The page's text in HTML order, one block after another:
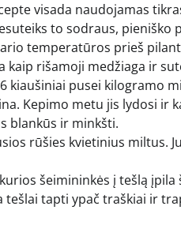
visada naudojamas
to sodraus,
temperatūros prieš
kaip rišamoji medžiaga ir
kiaušiniai pusei kilogramo
Kepimo metu jis lydosi ir
blankūs ir minkšti.
rūšies kvietinius miltus.
šeimininkės į tešlą
tešlai tapti ypač traškiai ir